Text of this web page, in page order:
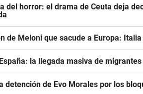
del horror: el drama de Ceuta deja
de Meloni que sacude a Europa:
la llegada masiva de
detención de Evo Morales por los